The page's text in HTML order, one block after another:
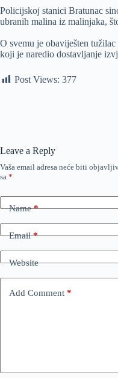
Policijskoj stanici Bratunac
ubranih malina iz malinjaka,
O svemu je obaviješten
koji je naredio dostavljanje
Post Views: 377
Leave a Reply
Vaša email adresa neće biti
sa *
Name*
Email*
Website
Add Comment *